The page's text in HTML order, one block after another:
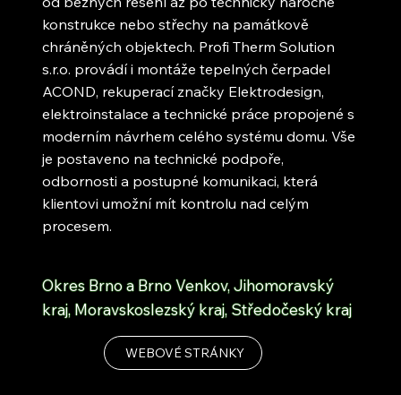
konstrukce nebo střechy na památkově
chráněných objektech. Profi Therm Solution
s.r.o. provádí i montáže tepelných čerpadel
ACOND, rekuperací značky Elektrodesign,
elektroinstalace a technické práce propojené s
moderním návrhem celého systému domu. Vše
je postaveno na technické podpoře,
odbornosti a postupné komunikaci, která
klientovi umožní mít kontrolu nad celým
procesem.
Okres Brno a Brno Venkov, Jihomoravský
kraj, Moravskoslezský kraj, Středočeský kraj
WEBOVÉ STRÁNKY